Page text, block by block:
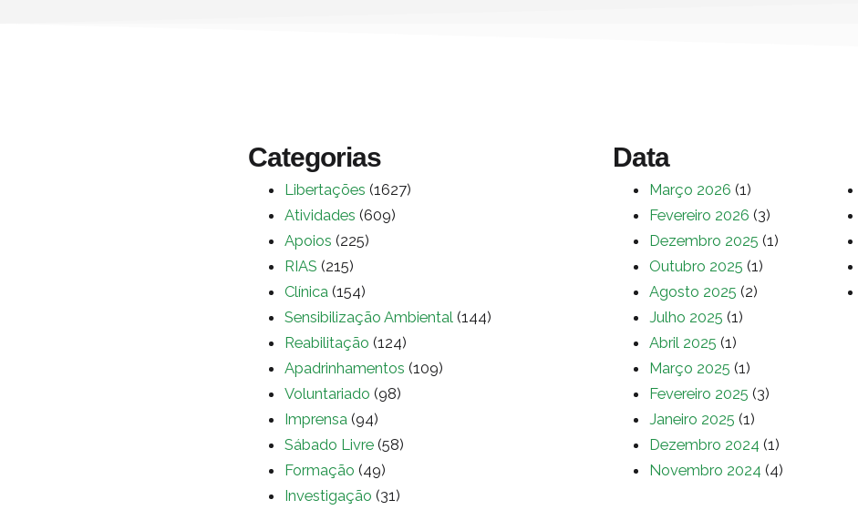
Categorias
Libertações (1627)
Atividades (609)
Apoios (225)
RIAS (215)
Clínica (154)
Sensibilização Ambiental (144)
Reabilitação (124)
Apadrinhamentos (109)
Voluntariado (98)
Imprensa (94)
Sábado Livre (58)
Formação (49)
Investigação (31)
Data
Março 2026 (1)
Fevereiro 2026 (3)
Dezembro 2025 (1)
Outubro 2025 (1)
Agosto 2025 (2)
Julho 2025 (1)
Abril 2025 (1)
Março 2025 (1)
Fevereiro 2025 (3)
Janeiro 2025 (1)
Dezembro 2024 (1)
Novembro 2024 (4)